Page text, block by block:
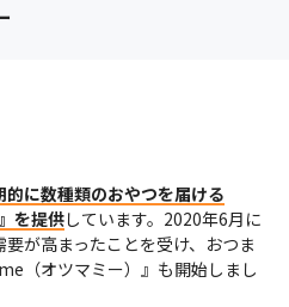
的に数種類のおやつを届ける
を提供しています。2020年6月に
が高まったことを受け、おつま
（オツマミー）』も開始しまし